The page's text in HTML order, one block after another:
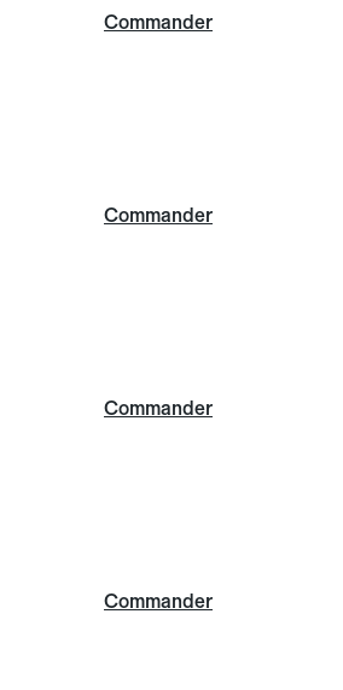
Commander
Commander
Commander
Commander